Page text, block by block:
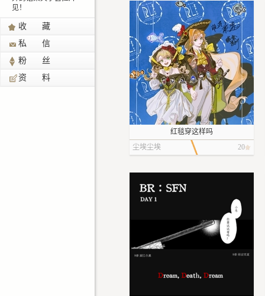
见！
收 藏
私 信
粉 丝
资 料
红毯穿这样吗
尘埃尘埃
20